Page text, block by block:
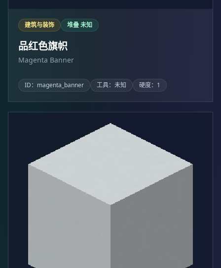
建筑与装饰 堆叠 未知
品红色旗帜
Magenta Banner
ID：magenta_banner 工具：未知 硬度：1